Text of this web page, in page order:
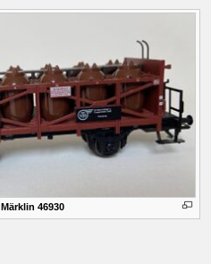
Märklin 46930